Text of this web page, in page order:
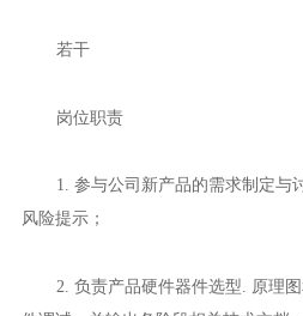
若干
岗位职责
1. 参与公司新产品的需求制定与
风险提示；
2. 负责产品硬件器件选型. 原理